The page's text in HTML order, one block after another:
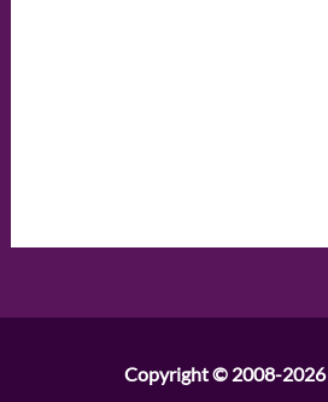
Copyright © 2008-2026